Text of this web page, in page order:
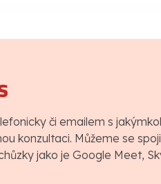
či emailem s
konzultaci. Můžeme se
jako je Google Meet,